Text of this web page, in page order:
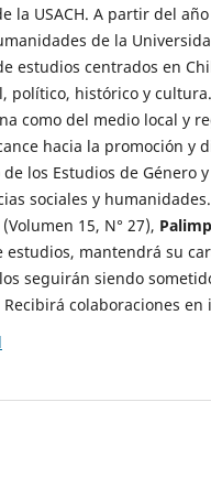
la USACH. A partir del
de la
estudios centrados en
político, histórico y
como del medio local y
hacia la promoción y
los Estudios de Género
sociales y
15, N° 27),
estudios, mantendrá su
seguirán siendo
colaboraciones